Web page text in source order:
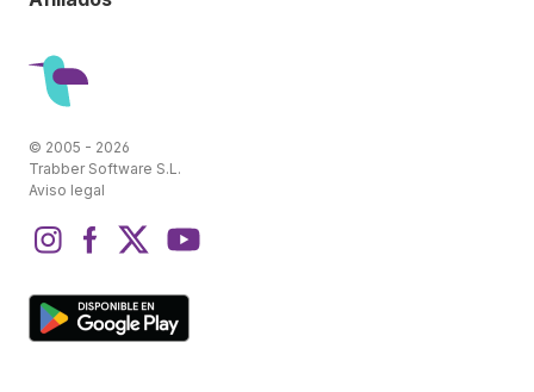
© 2005 - 2026
Trabber Software S.L.
Aviso legal